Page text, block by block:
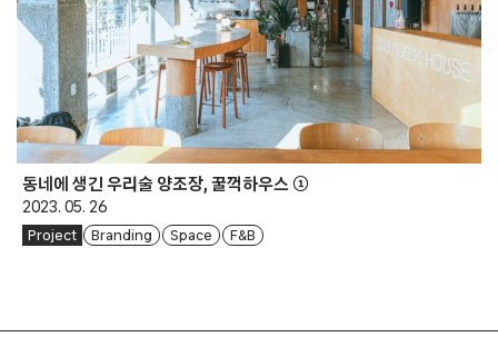
동네에 생긴 우리술 양조장, 꿀꺽하우스 ①
2023. 05. 26
Project Branding Space F&B